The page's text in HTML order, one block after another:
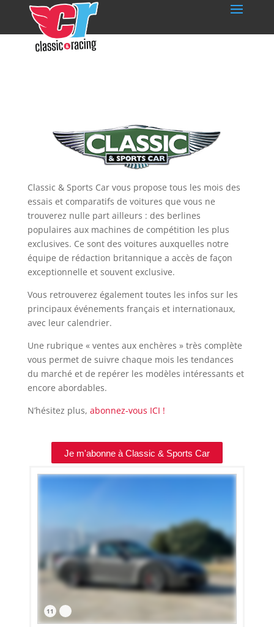
Classic & Sports Car vous propose tous les mois des
essais et comparatifs de voitures que vous ne
trouverez nulle part ailleurs : des berlines
populaires aux machines de compétition les plus
exclusives. Ce sont des voitures auxquelles notre
équipe de rédaction britannique a accès de façon
exceptionnelle et souvent exclusive.
Vous retrouverez également toutes les infos sur les
principaux événements français et internationaux,
avec leur calendrier.
Une rubrique « ventes aux enchères » très complète
vous permet de suivre chaque mois les tendances
du marché et de repérer les modèles intéressants et
encore abordables.
N’hésitez plus, abonnez-vous ICI !
Je m'abonne à Classic & Sports Car
11